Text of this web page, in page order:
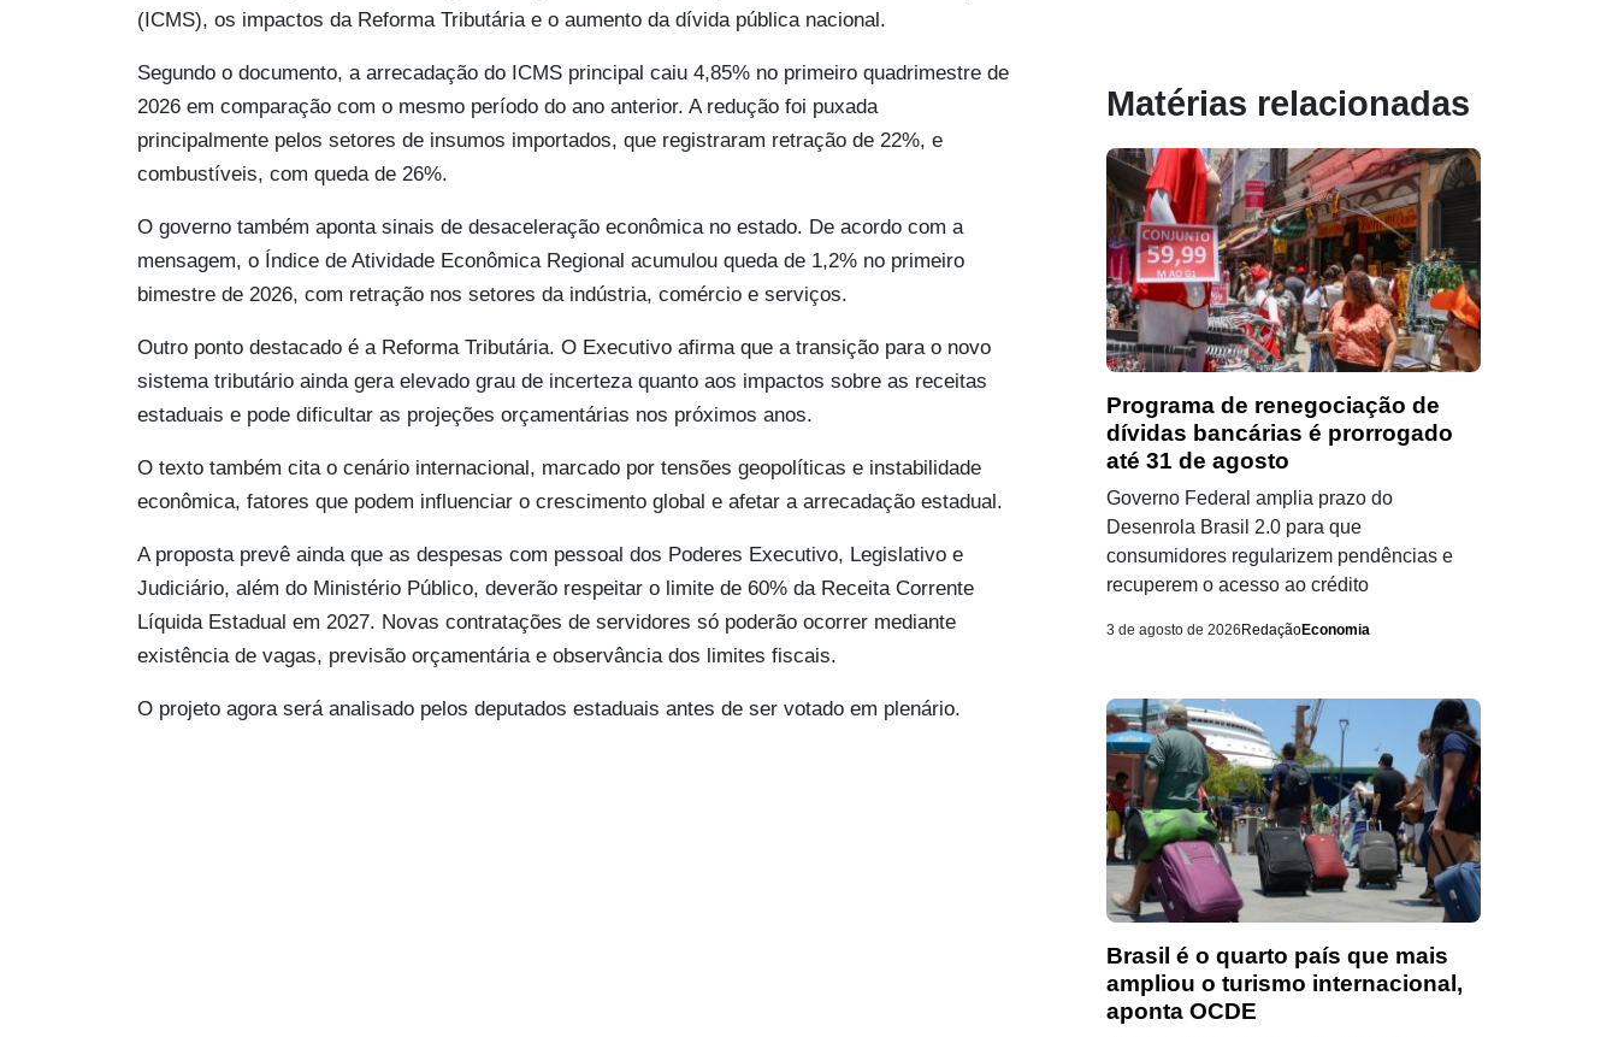
(ICMS), os impactos da Reforma Tributária e o aumento da dívida pública nacional.
Segundo o documento, a arrecadação do ICMS principal caiu 4,85% no primeiro quadrimestre de
2026 em comparação com o mesmo período do ano anterior. A redução foi puxada
principalmente pelos setores de insumos importados, que registraram retração de 22%, e
combustíveis, com queda de 26%.
O governo também aponta sinais de desaceleração econômica no estado. De acordo com a
mensagem, o Índice de Atividade Econômica Regional acumulou queda de 1,2% no primeiro
bimestre de 2026, com retração nos setores da indústria, comércio e serviços.
Outro ponto destacado é a Reforma Tributária. O Executivo afirma que a transição para o novo
sistema tributário ainda gera elevado grau de incerteza quanto aos impactos sobre as receitas
estaduais e pode dificultar as projeções orçamentárias nos próximos anos.
O texto também cita o cenário internacional, marcado por tensões geopolíticas e instabilidade
econômica, fatores que podem influenciar o crescimento global e afetar a arrecadação estadual.
A proposta prevê ainda que as despesas com pessoal dos Poderes Executivo, Legislativo e
Judiciário, além do Ministério Público, deverão respeitar o limite de 60% da Receita Corrente
Líquida Estadual em 2027. Novas contratações de servidores só poderão ocorrer mediante
existência de vagas, previsão orçamentária e observância dos limites fiscais.
O projeto agora será analisado pelos deputados estaduais antes de ser votado em plenário.
Matérias relacionadas
Programa de renegociação de
dívidas bancárias é prorrogado
até 31 de agosto
Governo Federal amplia prazo do
Desenrola Brasil 2.0 para que
consumidores regularizem pendências e
recuperem o acesso ao crédito
3 de agosto de 2026 RedaçãoEconomia
Brasil é o quarto país que mais
ampliou o turismo internacional,
aponta OCDE